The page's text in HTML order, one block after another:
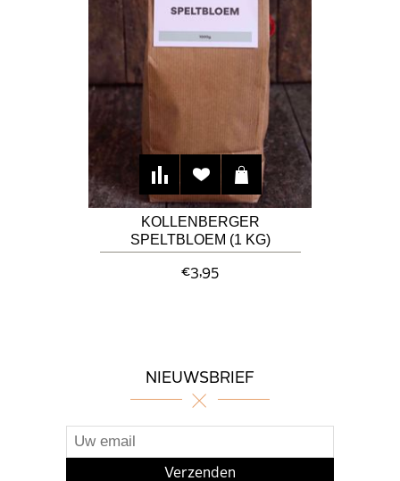
KOLLENBERGER
SPELTBLOEM (1 KG)
€3,95
NIEUWSBRIEF